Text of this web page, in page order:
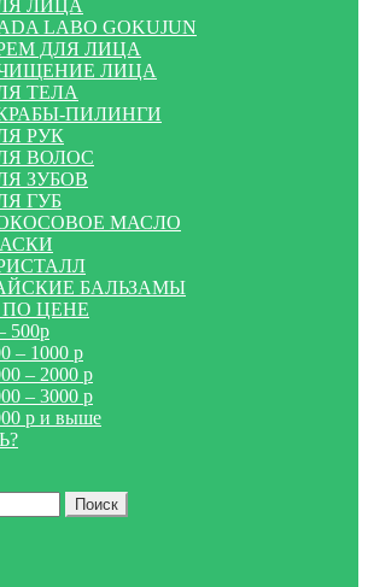
ЛИЦА
LABO GOKUJUN
ДЛЯ ЛИЦА
ЛИЦА
ТЕЛА
ПИЛИНГИ
РУК
ВОЛОС
ЗУБОВ
ГУБ
МАСЛО
БАЛЬЗАМЫ
ЦЕНЕ
500р
– 1000 р
– 2000 р
– 3000 р
р и выше
Поиск